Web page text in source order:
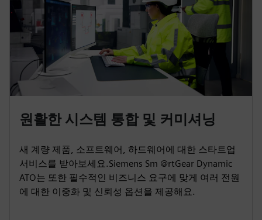
원활한 시스템 통합 및 커미셔닝
새 계량 제품, 소프트웨어, 하드웨어에 대한 스타트업
서비스를 받아보세요.Siemens Sm @rtGear Dynamic
ATO는 또한 필수적인 비즈니스 요구에 맞게 여러 전원
에 대한 이중화 및 신뢰성 옵션을 제공해요.